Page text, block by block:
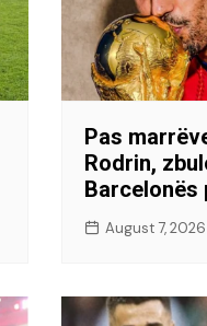
Pas
Rodrin,
Barcelonës
August 7, 2026